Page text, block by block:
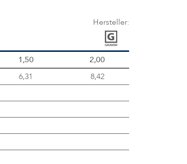
Hersteller:
1,50
2,00
6,31
8,42